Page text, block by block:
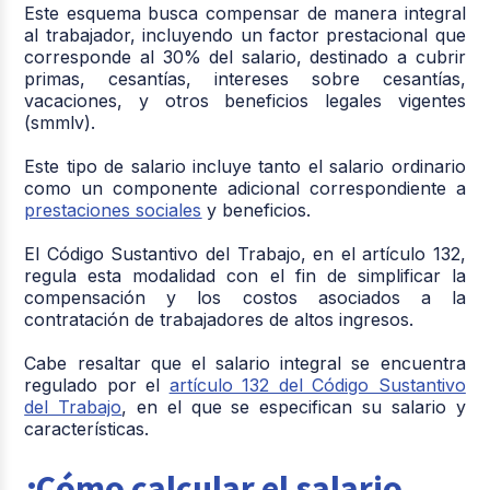
Este esquema busca compensar de manera integral
al trabajador, incluyendo un factor prestacional que
corresponde al 30% del salario, destinado a cubrir
primas, cesantías, intereses sobre cesantías,
vacaciones, y otros beneficios legales vigentes
(smmlv).
Este tipo de salario incluye tanto el salario ordinario
como un componente adicional correspondiente a
prestaciones sociales y beneficios.
El Código Sustantivo del Trabajo, en el artículo 132,
regula esta modalidad con el fin de simplificar la
compensación y los costos asociados a la
contratación de trabajadores de altos ingresos.
Cabe resaltar que el salario integral se encuentra
regulado por el artículo 132 del Código Sustantivo
del Trabajo, en el que se especifican su salario y
características.